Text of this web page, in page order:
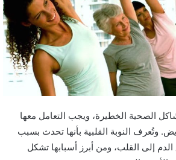
الصحية الخطيرة، ويجب التعامل معها
وتُعرف النوبة القلبية بأنها تحدث بسبب
إلى القلب، ومن أبرز أسبابها تشكل